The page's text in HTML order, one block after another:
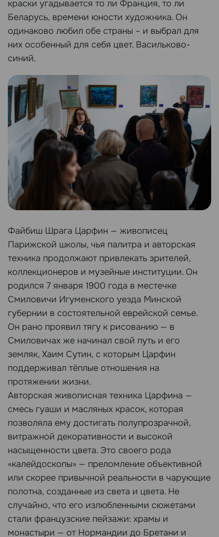
краски угадывается то ли Франция, то ли
Беларусь, времени юности художника. Он
одинаково любил обе страны – и выбрал для
них особенный для себя цвет. Васильково-
синий.
Файбиш Шрага Царфин — живописец
Парижской школы, чья палитра и авторская
техника продолжают привлекать зрителей,
коллекционеров и музейные институции. Он
родился 7 января 1900 года в местечке
Смиловичи Игуменского уезда Минской
губернии в состоятельной еврейской семье.
Он рано проявил тягу к рисованию — в
Смиловичах же начинал свой путь и его
земляк, Хаим Сутин, с которым Царфин
поддерживал тёплые отношения на
протяжении жизни.
Авторская живописная техника Царфина —
смесь гуаши и масляных красок, которая
позволяла ему достигать полупрозрачной,
витражной декоративности и высокой
насыщенности цвета. Это своего рода
«калейдоскопы» — преломление объективной
или скорее привычной реальности в чарующие
полотна, созданные из света и цвета. Не
случайно, что его излюбленными сюжетами
стали французские пейзажи: храмы и
монастыри — от Нормандии до Бретани и